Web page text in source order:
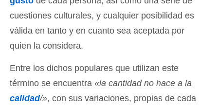
cuestiones culturales, y cualquier posibilidad es
válida en tanto y en cuanto sea aceptada por
quien la considera.
Entre los dichos populares que utilizan este
término se encuentra «la cantidad no hace a la
calidad/», con sus variaciones, propias de cada